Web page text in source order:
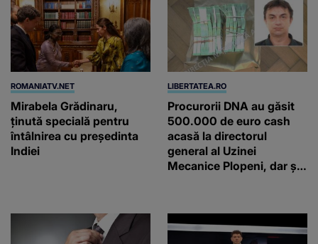
ROMANIATV.NET
Mirabela Grădinaru,
ţinută specială pentru
întâlnirea cu preşedinta
Indiei
LIBERTATEA.RO
Procurorii DNA au găsit
500.000 de euro cash
acasă la directorul
general al Uzinei
Mecanice Plopeni, dar și